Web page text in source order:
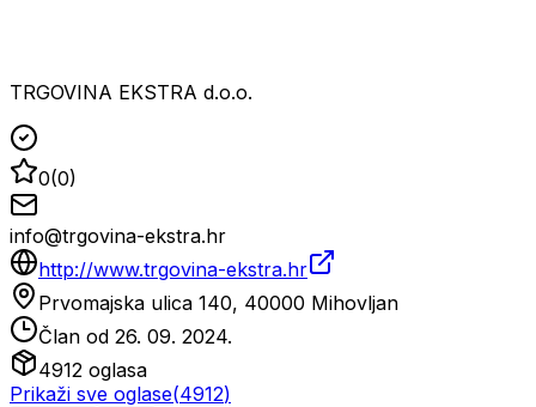
TRGOVINA EKSTRA d.o.o.
0(0)
info@trgovina-ekstra.hr
http://www.trgovina-ekstra.hr
Prvomajska ulica 140, 40000 Mihovljan
Član od 26. 09. 2024.
4912 oglasa
Prikaži sve oglase(4912)